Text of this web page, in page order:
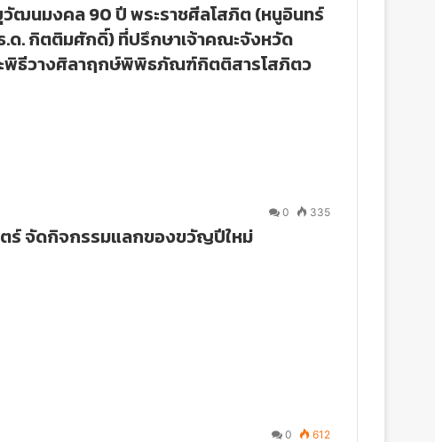
ฒนมงคล 90 ปี พระราชศีลโสภิต (หนูอินทร์
.ด. กิตติมศักดิ์) ที่ปรึกษาเจ้าคณะจังหวัด
พิธีวางศิลาฤกษ์พิพิธภัณฑ์กิตติสารโสภิตว
0 335
ร์ จัดกิจกรรมแลกของขวัญปีใหม่
0 612